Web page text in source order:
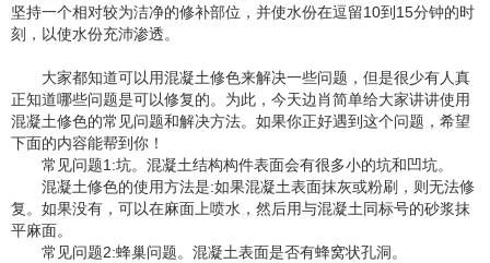
坚持一个相对较为洁净的修补部位，并使水份在逗留10到15分钟的时
刻，以使水份充沛渗透。
大家都知道可以用混凝土修色来解决一些问题，但是很少有人真
正知道哪些问题是可以修复的。为此，今天边肖简单给大家讲讲使用
混凝土修色的常见问题和解决方法。如果你正好遇到这个问题，希望
下面的内容能帮到你！
常见问题1:坑。混凝土结构构件表面会有很多小的坑和凹坑。
混凝土修色的使用方法是:如果混凝土表面抹灰或粉刷，则无法修
复。如果没有，可以在麻面上喷水，然后用与混凝土同标号的砂浆抹
平麻面。
常见问题2:蜂巢问题。混凝土表面是否有蜂窝状孔洞。